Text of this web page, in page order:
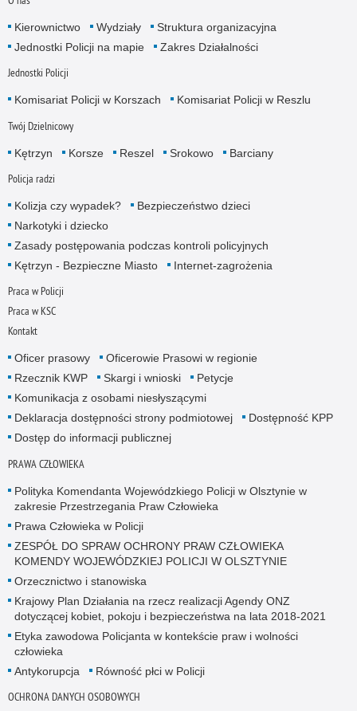
Kierownictwo Wydziały
Struktura organizacyjna
Jednostki Policji na mapie
Zakres Działalności
Jednostki Policji
Komisariat Policji w Korszach Komisariat Policji w Reszlu
Twój Dzielnicowy
Kętrzyn Korsze Reszel Srokowo Barciany
Policja radzi
Kolizja czy wypadek?
Bezpieczeństwo dzieci
Narkotyki i dziecko
Zasady postępowania podczas kontroli policyjnych
Kętrzyn - Bezpieczne Miasto
Internet-zagrożenia
Praca w Policji
Praca w KSC
Kontakt
Oficer prasowy
Oficerowie Prasowi w regionie
Rzecznik KWP
Skargi i wnioski
Petycje
Komunikacja z osobami niesłyszącymi
Deklaracja dostępności strony podmiotowej
Dostępność KPP
Dostęp do informacji publicznej
PRAWA CZŁOWIEKA
Polityka Komendanta Wojewódzkiego Policji w Olsztynie w
zakresie Przestrzegania Praw Człowieka
Prawa Człowieka w Policji
ZESPÓŁ DO SPRAW OCHRONY PRAW CZŁOWIEKA
KOMENDY WOJEWÓDZKIEJ POLICJI W OLSZTYNIE
Orzecznictwo i stanowiska
Krajowy Plan Działania na rzecz realizacji Agendy ONZ
dotyczącej kobiet, pokoju i bezpieczeństwa na lata 2018-2021
Etyka zawodowa Policjanta w kontekście praw i wolności
człowieka
Antykorupcja
Równość płci w Policji
OCHRONA DANYCH OSOBOWYCH